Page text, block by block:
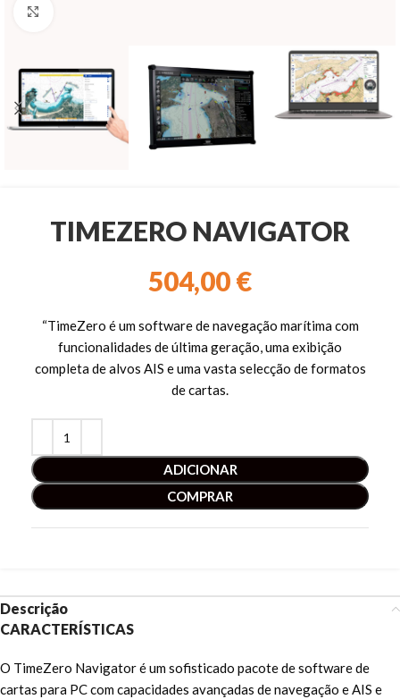
TIMEZERO NAVIGATOR
504,00€
“TimeZero é um software de navegação marítima com
funcionalidades de última geração, uma exibição
completa de alvos AIS e uma vasta selecção de formatos
de cartas.
ADICIONAR
COMPRAR
Descrição
CARACTERÍSTICAS
O TimeZero Navigator é um sofisticado pacote de software de
cartas para PC com capacidades avançadas de navegação e AIS e